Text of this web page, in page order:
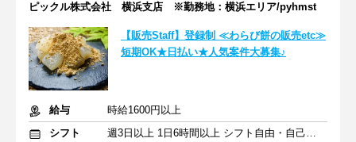
ピックル株式会社 横浜支店 ※勤務地：横浜エリア/pyhmst
【販売Staff】登録制 ≪わらび餅の販売etc≫
短期OK★日払い★人気案件大募集♪
給与
時給1600円以上
シフト
週3日以上 1日6時間以上 シフト自由・自己申告